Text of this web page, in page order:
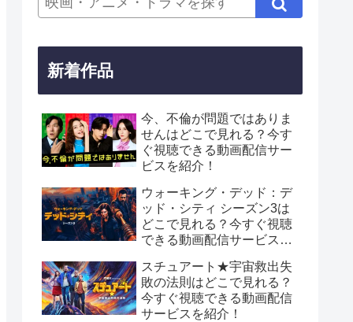
新着作品
今、不倫が問題ではありま
せんはどこで見れる？今す
ぐ視聴できる動画配信サー
ビスを紹介！
ウォーキング・デッド：デ
ッド・シティ シーズン3は
どこで見れる？今すぐ視聴
できる動画配信サービスを
スチュアート★宇宙救出失
敗の法則はどこで見れる？
今すぐ視聴できる動画配信
サービスを紹介！